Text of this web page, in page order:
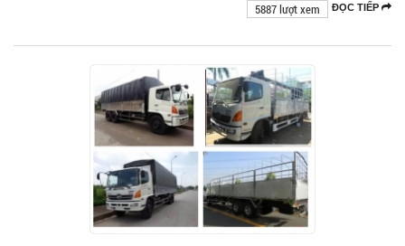
ĐỌC TIẾP
5887 lượt xem